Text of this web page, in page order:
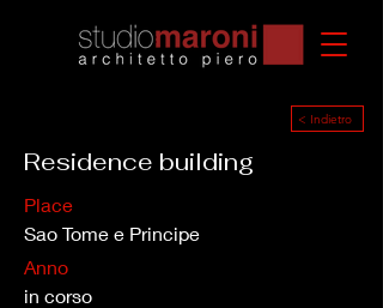
< Indietro
Residence building
Place
Sao Tome e Principe
Anno
in corso